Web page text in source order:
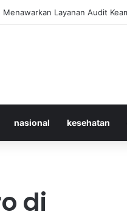
Agar Tahan Lama Saat
nasional kesehatan
di